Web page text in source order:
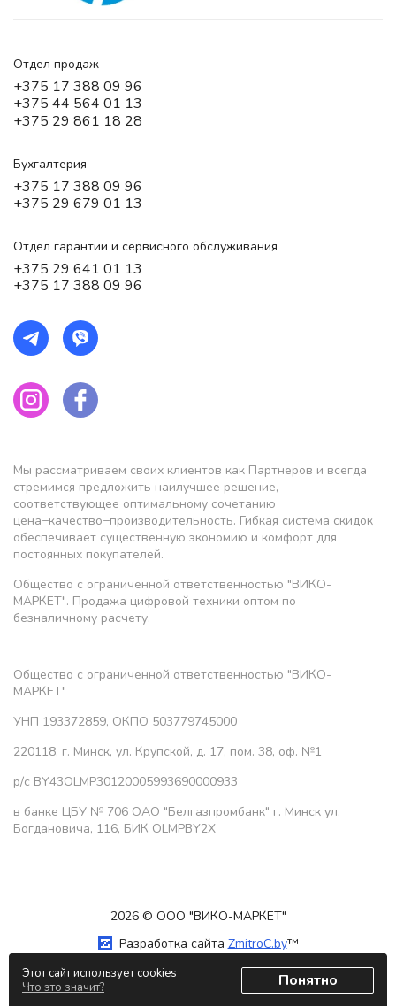
Отдел продаж
+375 17 388 09 96
+375 44 564 01 13
+375 29 861 18 28
Бухгалтерия
+375 17 388 09 96
+375 29 679 01 13
Отдел гарантии и сервисного обслуживания
+375 29 641 01 13
+375 17 388 09 96
Мы рассматриваем своих клиентов как Партнеров и всегда
стремимся предложить наилучшее решение,
соответствующее оптимальному сочетанию
цена−качество−производительность. Гибкая система скидок
обеспечивает существенную экономию и комфорт для
постоянных покупателей.
Общество с ограниченной ответственностью "ВИКО-
МАРКЕТ". Продажа цифровой техники оптом по
безналичному расчету.
Общество с ограниченной ответственностью "ВИКО-
МАРКЕТ"
УНП 193372859, ОКПО 503779745000
220118, г. Минск, ул. Крупской, д. 17, пом. 38, оф. №1
р/с BY43OLMP30120005993690000933
в банке ЦБУ № 706 ОАО "Белгазпромбанк" г. Минск ул.
Богдановича, 116, БИК OLMPBY2X
2026 © ООО "ВИКО-МАРКЕТ"
Разработка сайта ZmitroC.by™
Этот сайт использует cookies
Что это значит?
Понятно